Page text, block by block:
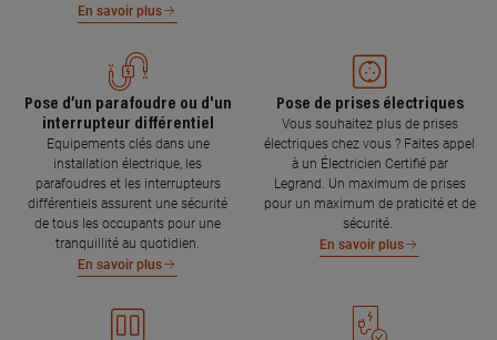
En savoir plus
Pose d’un parafoudre ou d'un
interrupteur différentiel
Equipements clés dans une
installation électrique, les
parafoudres et les interrupteurs
différentiels assurent une sécurité
de tous les occupants pour une
tranquillité au quotidien.
En savoir plus
Pose de prises électriques
Vous souhaitez plus de prises
électriques chez vous ? Faites appel
à un Électricien Certifié par
Legrand. Un maximum de prises
pour un maximum de praticité et de
sécurité.
En savoir plus